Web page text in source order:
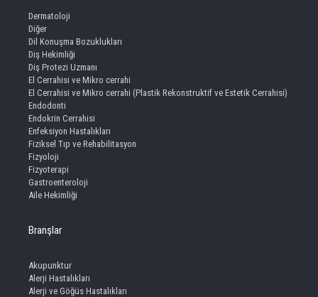
Dermatoloji
Diğer
Dil Konuşma Bozuklukları
Diş Hekimliği
Diş Protezi Uzmanı
El Cerrahisi ve Mikro cerrahi
El Cerrahisi ve Mikro cerrahi (Plastik Rekonstruktif ve Estetik Cerrahisi)
Endodonti
Endokrin Cerrahisi
Enfeksiyon Hastalıkları
Fiziksel Tıp ve Rehabilitasyon
Fizyoloji
Fizyoterapi
Gastroenteroloji
Aile Hekimliği
Branşlar
Akupunktur
Alerji Hastalıkları
Alerji ve Göğüs Hastalıkları